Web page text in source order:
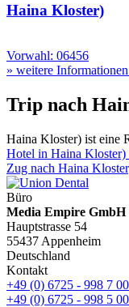
Haina Kloster)
Vorwahl: 06456
» weitere
Trip nach
Haina Kloster) ist eine
Hotel in Haina Kloster)
Zug nach Haina
Büro
Media Empire GmbH
Hauptstrasse 54
55437 Appenheim
Deutschland
Kontakt
+49 (0) 6725 - 998 7
+49 (0) 6725 - 998 5